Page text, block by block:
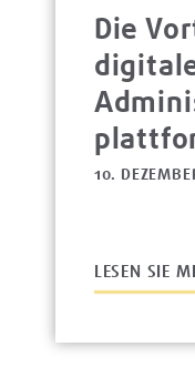
Die
10.
LESEN SIE